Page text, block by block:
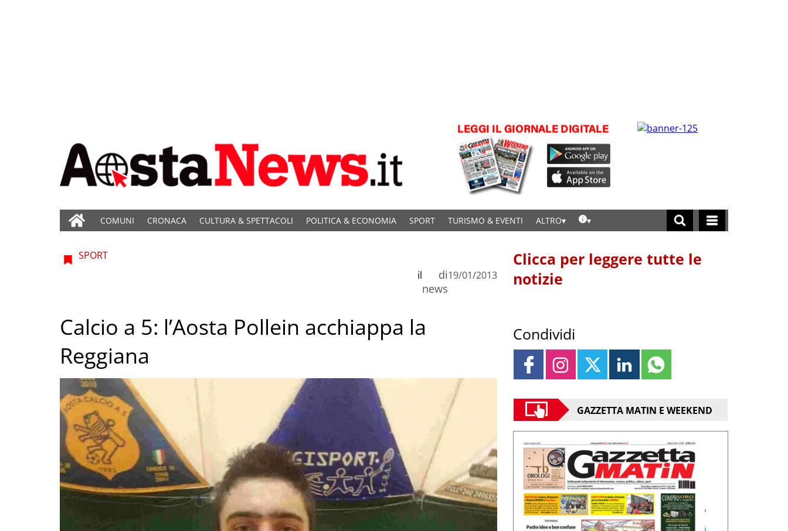
COMUNI CRONACA CULTURA & SPETTACOLI POLITICA & ECONOMIA SPORT TURISMO & EVENTI ALTRO
SPORT
di
news
il 19/01/2013
Calcio a 5: l’Aosta Pollein acchiappa la
Reggiana
Clicca per leggere tutte le
notizie
Condividi
GAZZETTA MATIN E WEEKEND